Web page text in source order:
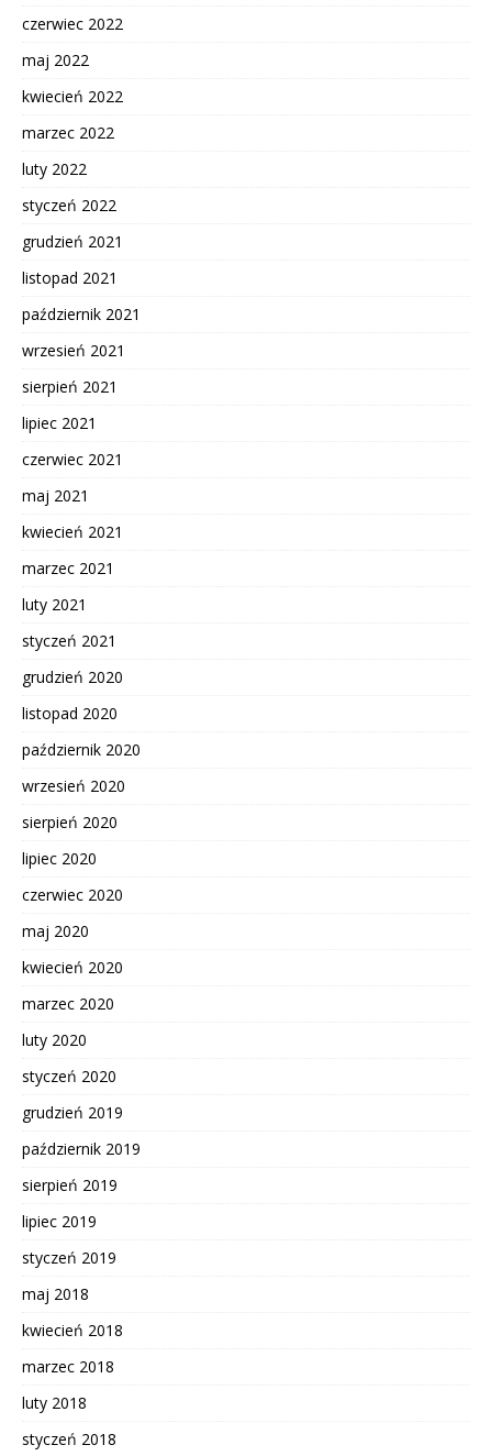
czerwiec 2022
maj 2022
kwiecień 2022
marzec 2022
luty 2022
styczeń 2022
grudzień 2021
listopad 2021
październik 2021
wrzesień 2021
sierpień 2021
lipiec 2021
czerwiec 2021
maj 2021
kwiecień 2021
marzec 2021
luty 2021
styczeń 2021
grudzień 2020
listopad 2020
październik 2020
wrzesień 2020
sierpień 2020
lipiec 2020
czerwiec 2020
maj 2020
kwiecień 2020
marzec 2020
luty 2020
styczeń 2020
grudzień 2019
październik 2019
sierpień 2019
lipiec 2019
styczeń 2019
maj 2018
kwiecień 2018
marzec 2018
luty 2018
styczeń 2018